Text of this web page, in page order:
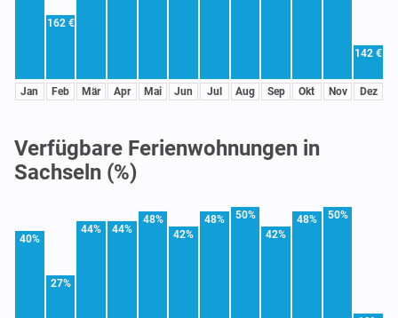
Jan
162 €
Feb Mär Apr Mai Jun Jul Aug Sep Okt Nov
142 €
Dez
Verfügbare Ferienwohnungen in
Sachseln (%)
40%
27%
44% 44%
48%
42%
48%
50%
42%
48% 50%